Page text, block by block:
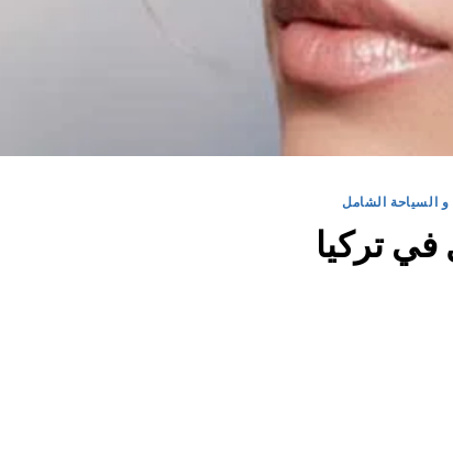
و السياحة الشامل
تركيا